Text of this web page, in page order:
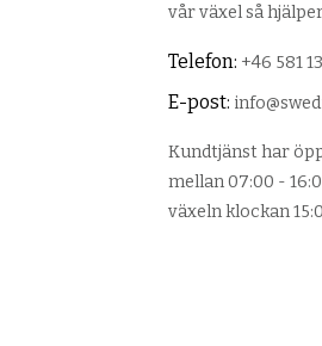
vår växel så
Telefon: +46 581
E-post:
Kundtjänst har
mellan 07:00 -
växeln klockan